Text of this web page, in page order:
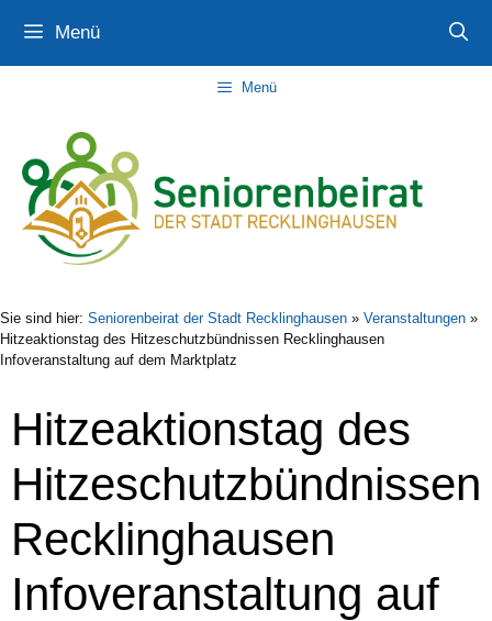
Inhalt
springen
Navigation
springen
Inhalt
springen
Menü
Menü
Sie sind hier: Seniorenbeirat der Stadt Recklinghausen » Veranstaltungen »
Hitzeaktionstag des Hitzeschutzbündnissen Recklinghausen
Infoveranstaltung auf dem Marktplatz
Hitzeaktionstag des
Hitzeschutzbündnissen
Recklinghausen
Infoveranstaltung auf